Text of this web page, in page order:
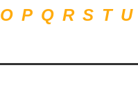
O P Q R S T U